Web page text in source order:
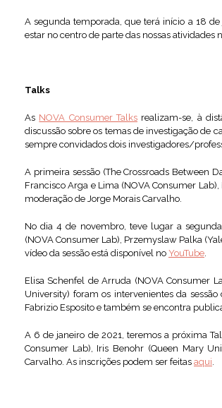
A segunda temporada, que terá início a 18
estar no centro de parte das nossas atividades
Talks
As NOVA Consumer Talks realizam-se, à
discussão sobre os temas de investigação de
sempre convidados dois investigadores/
A primeira sessão (The Crossroads Between
Francisco Arga e Lima (NOVA Consumer
moderação de Jorge Morais Carvalho.
No dia 4 de novembro, teve lugar a
(NOVA Consumer Lab), Przemyslaw Palka
vídeo da sessão está disponível no YouTube.
Elisa Schenfel de Arruda (NOVA Consumer
University) foram os intervenientes da
Fabrizio Esposito e também se encontra
A 6 de janeiro de 2021, teremos a próxima
Consumer Lab), Iris Benohr (Queen Mary
Carvalho. As inscrições podem ser feitas aqui.